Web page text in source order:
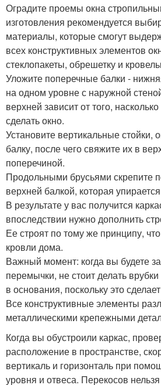
Оградите проемы окна
изготовления рекомендуется
материалы, которые смогут
всех конструктивных элементов
стеклопакеты, обрешетку и
Уложите поперечные балки -
на одном уровне с наружной
верхней зависит от того,
сделать окно.
Установите вертикальные
балку, после чего свяжите их в
поперечиной.
Продольными брусьями скрепите
верхней балкой, которая
В результате у вас получится
впоследствии нужно дополнить
Ее строят по тому же принципу,
кровли дома.
Важный момент: когда вы будете
перемычки, не стоит делать
в основания, поскольку это
Все конструктивные элементы
металлическими крепежными
Когда вы обустроили каркас,
расположение в пространстве,
вертикаль и горизонталь при
уровня и отвеса. Перекосов